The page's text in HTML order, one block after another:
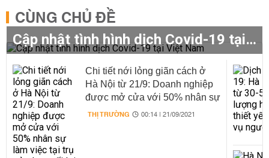
CÙNG CHỦ ĐỀ
Cập nhật tình hình dịch Covid-19 tại Việt Nam
Chi tiết nới lỏng giãn cách ở
Hà Nội từ 21/9: Doanh nghiệp
được mở cửa với 50% nhân sự
làm việc tại trụ sở, chưa nối lại
THỊ TRƯỜNG 00:14 | 21/09/2021